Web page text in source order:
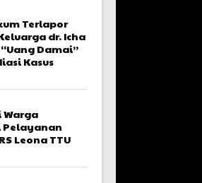
Terlapor
dr. Icha
Damai”
Kasus
Warga
Pelayanan
Leona TTU